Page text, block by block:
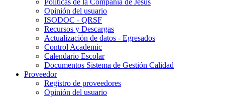
Opinión del usuario
ISODOC - QRSF
Recursos y Descargas
Actualización de datos - Egresados
Control Academic
Calendario Escolar
Documentos Sistema de Gestión Calidad
Proveedor
Registro de proveedores
Opinión del usuario